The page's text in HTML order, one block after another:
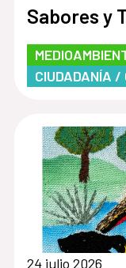
Sabores y
CIUDADANÍA /
24 julio 2026